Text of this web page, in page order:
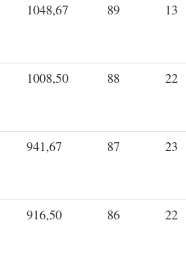
1048,67 89 13
1008,50 88 22
941,67 87 23
916,50 86 22